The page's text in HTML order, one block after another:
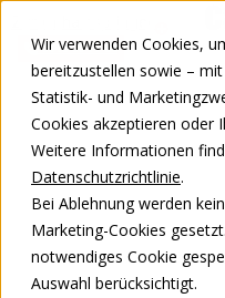
Wir verwenden Cookies,
bereitzustellen sowie –
Statistik- und
Cookies akzeptieren oder
Weitere Informationen
Datenschutzrichtlinie.
Bei Ablehnung werden
Marketing-Cookies
notwendiges Cookie
Auswahl berücksichtigt.
0848 00 77 88